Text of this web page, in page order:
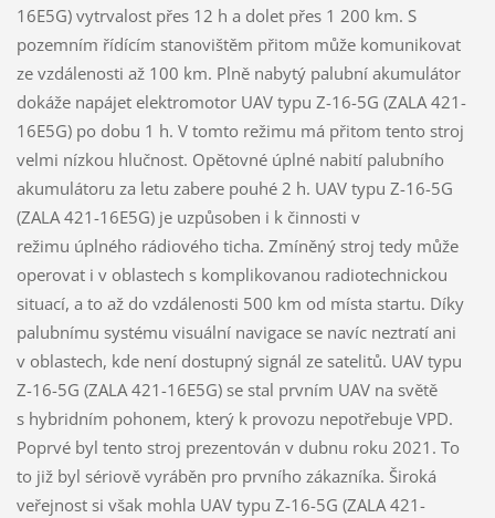
16E5G) vytrvalost přes 12 h a dolet přes 1 200 km. S
pozemním řídícím stanovištěm přitom může komunikovat
ze vzdálenosti až 100 km. Plně nabytý palubní akumulátor
dokáže napájet elektromotor UAV typu Z-16-5G (ZALA 421-
16E5G) po dobu 1 h. V tomto režimu má přitom tento stroj
velmi nízkou hlučnost. Opětovné úplné nabití palubního
akumulátoru za letu zabere pouhé 2 h. UAV typu Z-16-5G
(ZALA 421-16E5G) je uzpůsoben i k činnosti v
režimu úplného rádiového ticha. Zmíněný stroj tedy může
operovat i v oblastech s komplikovanou radiotechnickou
situací, a to až do vzdálenosti 500 km od místa startu. Díky
palubnímu systému visuální navigace se navíc neztratí ani
v oblastech, kde není dostupný signál ze satelitů. UAV typu
Z-16-5G (ZALA 421-16E5G) se stal prvním UAV na světě
s hybridním pohonem, který k provozu nepotřebuje VPD.
Poprvé byl tento stroj prezentován v dubnu roku 2021. To
to již byl sériově vyráběn pro prvního zákazníka. Široká
veřejnost si však mohla UAV typu Z-16-5G (ZALA 421-